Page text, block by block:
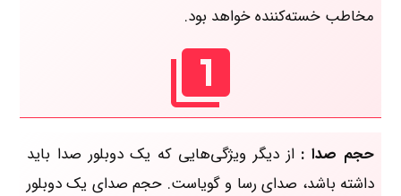
مخاطب خسته‌کننده خواهد بود.
حجم صدا : از دیگر ویژگی‌هایی که یک دوبلور صدا باید
داشته باشد، صدای رسا و گویاست. حجم صدای یک دوبلور